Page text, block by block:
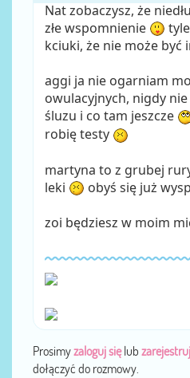
Nat zobaczysz, że
złe wspomnienie
kciuki, że nie może być
aggi ja nie ogarniam
owulacyjnych, nigdy nie
śluzu i co tam jeszcze
robię testy
martyna to z grubej
leki
obyś się już
zoi będziesz w moim
Prosimyzaloguj sięlub
dołączyć do rozmowy.